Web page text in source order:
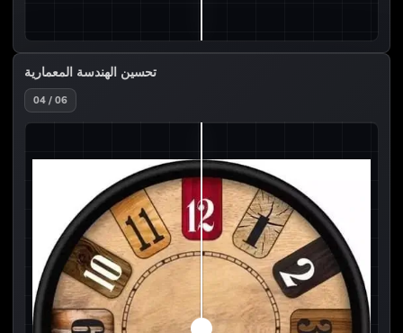
تحسين الهندسة المعمارية
04 / 06